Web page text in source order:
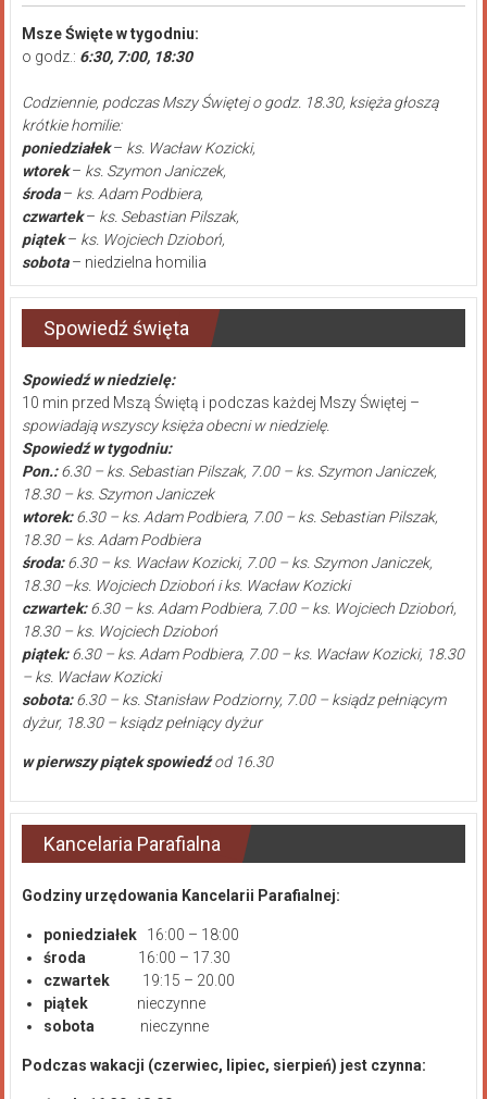
Msze Święte w tygodniu:
o godz.: 6:30, 7:00, 18:30
Codziennie, podczas Mszy Świętej o godz. 18.30, księża głoszą
krótkie homilie:
poniedziałek– ks. Wacław Kozicki,
wtorek– ks. Szymon Janiczek,
środa– ks. Adam Podbiera,
czwartek– ks. Sebastian Pilszak,
piątek– ks. Wojciech Dzioboń,
sobota– niedzielna homilia
Spowiedź święta
Spowiedź w niedzielę:
10 min przed Mszą Świętą i podczas każdej Mszy Świętej –
spowiadają wszyscy księża obecni w niedzielę.
Spowiedź w tygodniu:
Pon.:6.30 – ks. Sebastian Pilszak, 7.00 – ks. Szymon Janiczek,
18.30 – ks. Szymon Janiczek
wtorek:6.30 – ks. Adam Podbiera, 7.00 – ks. Sebastian Pilszak,
18.30 – ks. Adam Podbiera
środa:6.30 – ks. Wacław Kozicki, 7.00 – ks. Szymon Janiczek,
18.30 –ks. Wojciech Dzioboń i ks. Wacław Kozicki
czwartek:6.30 – ks. Adam Podbiera, 7.00 – ks. Wojciech Dzioboń,
18.30 – ks. Wojciech Dzioboń
piątek:6.30 – ks. Adam Podbiera, 7.00 – ks. Wacław Kozicki, 18.30
– ks. Wacław Kozicki
sobota:6.30 – ks. Stanisław Podziorny, 7.00 – ksiądz pełniącym
dyżur, 18.30 – ksiądz pełniący dyżur
w pierwszy piątek spowiedźod 16.30
Kancelaria Parafialna
Godziny urzędowania Kancelarii Parafialnej:
poniedziałek
16:00 – 18:00
środa
16:00 – 17.30
czwartek 19:15 – 20.00
piątek
nieczynne
sobota nieczynne
Podczas wakacji (czerwiec, lipiec, sierpień) jest czynna: